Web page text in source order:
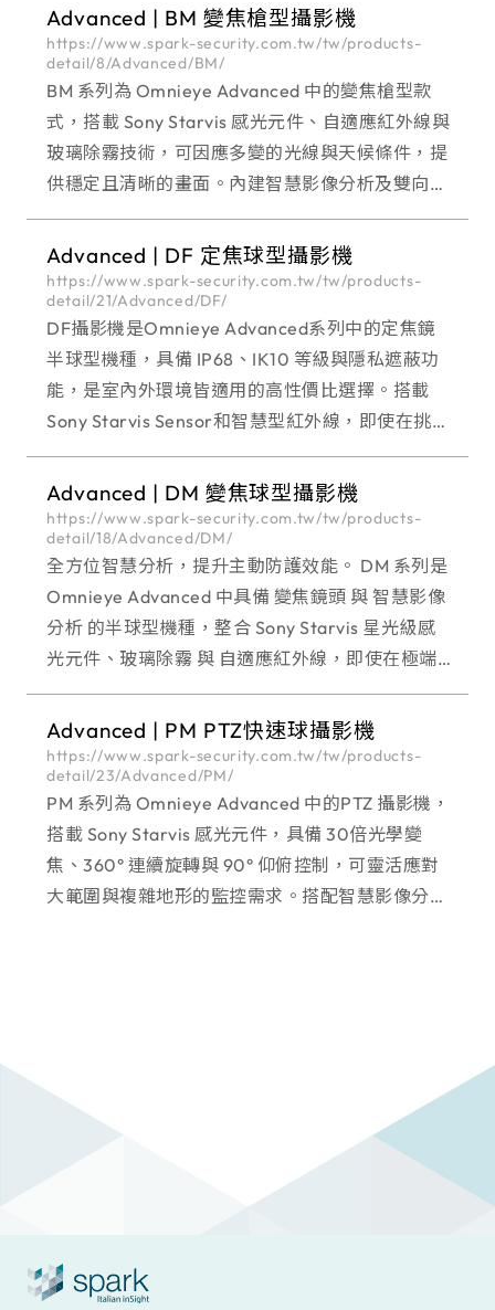
度要求的場域。 O
Advanced | BM 變焦槍型攝影機
https://www.spark-security.com.tw/tw/products-
detail/8/Advanced/BM/
BM 系列為 Omnieye Advanced 中的變焦槍型款
式，搭載 Sony Starvis 感光元件、自適應紅外線與
玻璃除霧技術，可因應多變的光線與天候條件，提
供穩定且清晰的畫面。內建智慧影像分析及雙向語
音通訊功能，實現即時偵測與互動式監控。 適用於
需遠近觀察、事件即時應對的場
Advanced | DF 定焦球型攝影機
https://www.spark-security.com.tw/tw/products-
detail/21/Advanced/DF/
DF攝影機是Omnieye Advanced系列中的定焦鏡
半球型機種，具備 IP68、IK10 等級與隱私遮蔽功
能，是室內外環境皆適用的高性價比選擇。搭載
Sony Starvis Sensor和智慧型紅外線，即使在挑戰
性的光線條件下，也能提供高品質的影像。
Omnieye Advan
Advanced | DM 變焦球型攝影機
https://www.spark-security.com.tw/tw/products-
detail/18/Advanced/DM/
全方位智慧分析，提升主動防護效能。 DM 系列是
Omnieye Advanced 中具備 變焦鏡頭 與 智慧影像
分析 的半球型機種，整合 Sony Starvis 星光級感
光元件、玻璃除霧 與 自適應紅外線，即使在極端
環境與光線變化劇烈的場域，也能穩定捕捉細節影
像。具備 雙向語音通
Advanced | PM PTZ快速球攝影機
https://www.spark-security.com.tw/tw/products-
detail/23/Advanced/PM/
PM 系列為 Omnieye Advanced 中的PTZ 攝影機，
搭載 Sony Starvis 感光元件，具備 30倍光學變
焦、360° 連續旋轉與 90° 仰俯控制，可靈活應對
大範圍與複雜地形的監控需求。搭配智慧影像分